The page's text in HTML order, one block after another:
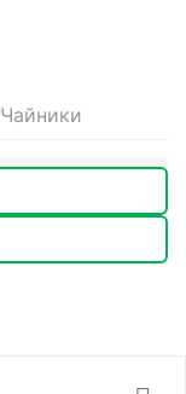
Чайники